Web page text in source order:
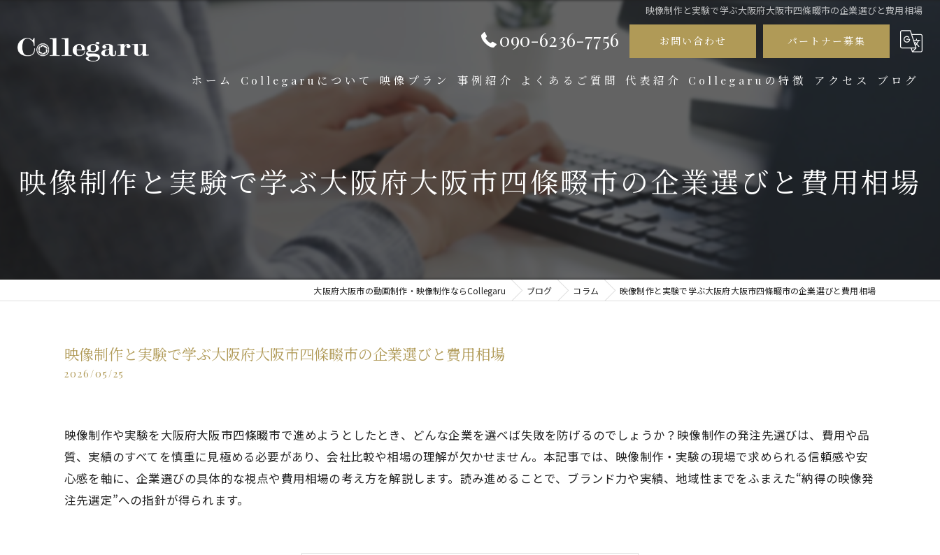
映像制作と実験で学ぶ大阪府大阪市四條畷市の企業選びと費用相場
090-6236-7756 お問い合わせ パートナー募集
ホーム Collegaruについて 映像プラン
セレモニー映像
手書きアニメーション動画
3DCG
事例紹介 よくあるご質問 代表紹介 Collegaruの特徴
サブスク
商品紹介
プロモーション
採用動画
アクセス ブログ
映像制作と実験で学ぶ大阪府大阪市四條畷市の企業選びと費用相場
大阪府大阪市の動画制作・映像制作ならCollegaru ブログ コラム 映像制作と実験で学ぶ大阪府大阪市四條畷市の企業選びと費用相場
映像制作と実験で学ぶ大阪府大阪市四條畷市の企業選びと費用相場
2026/05/25
映像制作や実験を大阪府大阪市四條畷市で進めようとしたとき、どんな企業を選べば失敗を防げるのでしょうか？映像制作の発注先選びは、費用や品
質、実績のすべてを慎重に見極める必要があり、会社比較や相場の理解が欠かせません。本記事では、映像制作・実験の現場で求められる信頼感や安
心感を軸に、企業選びの具体的な視点や費用相場の考え方を解説します。読み進めることで、ブランド力や実績、地域性までをふまえた“納得の映像発
注先選定”への指針が得られます。